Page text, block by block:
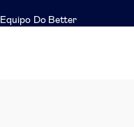
Equipo Do Better